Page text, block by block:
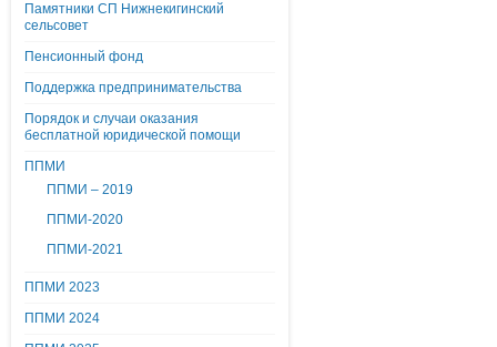
Памятники СП Нижнекигинский
сельсовет
Пенсионный фонд
Поддержка предпринимательства
Порядок и случаи оказания
бесплатной юридической помощи
ППМИ
ППМИ – 2019
ППМИ-2020
ППМИ-2021
ППМИ 2023
ППМИ 2024